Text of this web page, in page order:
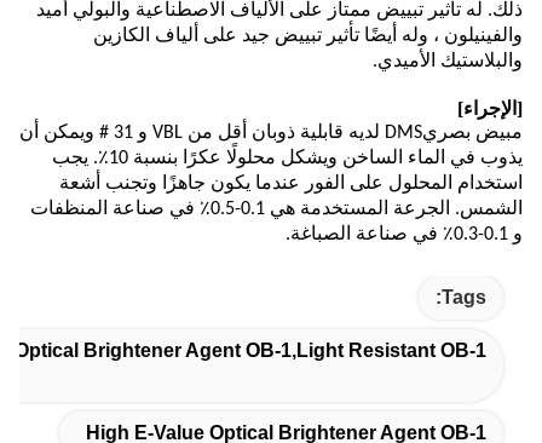
ذلك. له تأثير تبييض ممتاز على الألياف الاصطناعية والبولي أميد
والفينيلون ، وله أيضًا تأثير تبييض جيد على ألياف الكازين
والبلاستيك الأميدي.
الإجراء
مبيض بصري D
MS لديه قابلية ذوبان أقل من VBL و 31 # ويمكن أن
يذوب في الماء الساخن ويشكل محلولًا عكرًا بنسبة 10٪. يجب
استخدام المحلول على الفور عندما يكون جاهزًا وتجنب أشعة
الشمس. الجرعة المستخدمة هي 0.1-0.5٪ في صناعة المنظفات
Tags:
Optical Brightener Agent OB-1,Light Resistant OB-1
High E-Value Optical Brightener Agent OB-1